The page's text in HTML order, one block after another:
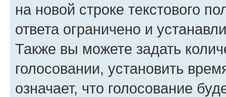
на новой строке текстового
ответа ограничено и
Также вы можете задать
голосовании, установить
означает, что голосование